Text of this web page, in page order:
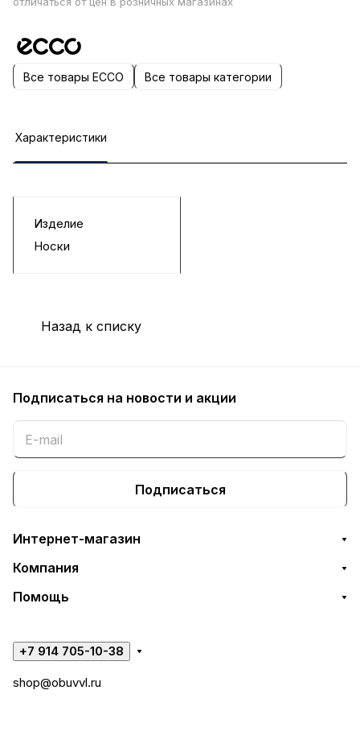
Все товары ECCO Все товары категории
Характеристики
Изделие
Носки
Назад к списку
Подписаться на новости и акции
Подписаться
Интернет-магазин
Компания
Помощь
+7 914 705-10-38
shop@obuvvl.ru